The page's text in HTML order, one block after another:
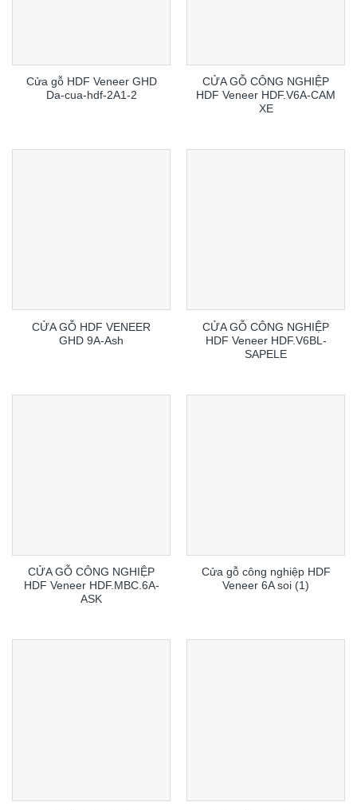
Cửa gỗ HDF Veneer GHD
Da-cua-hdf-2A1-2
CỬA GỖ CÔNG NGHIỆP
HDF Veneer HDF.V6A-CAM
XE
CỬA GỖ HDF VENEER
GHD 9A-Ash
CỬA GỖ CÔNG NGHIỆP
HDF Veneer HDF.V6BL-
SAPELE
CỬA GỖ CÔNG NGHIỆP
HDF Veneer HDF.MBC.6A-
ASK
Cửa gỗ công nghiệp HDF
Veneer 6A soi (1)